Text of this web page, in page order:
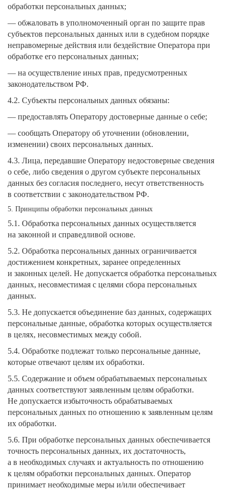
обработки персональных данных;
— обжаловать в уполномоченный орган по защите прав
субъектов персональных данных или в судебном порядке
неправомерные действия или бездействие Оператора при
обработке его персональных данных;
— на осуществление иных прав, предусмотренных
законодательством РФ.
4.2. Субъекты персональных данных обязаны:
— предоставлять Оператору достоверные данные о себе;
— сообщать Оператору об уточнении (обновлении,
изменении) своих персональных данных.
4.3. Лица, передавшие Оператору недостоверные сведения
о себе, либо сведения о другом субъекте персональных
данных без согласия последнего, несут ответственность
в соответствии с законодательством РФ.
5. Принципы обработки персональных данных
5.1. Обработка персональных данных осуществляется
на законной и справедливой основе.
5.2. Обработка персональных данных ограничивается
достижением конкретных, заранее определенных
и законных целей. Не допускается обработка персональных
данных, несовместимая с целями сбора персональных
данных.
5.3. Не допускается объединение баз данных, содержащих
персональные данные, обработка которых осуществляется
в целях, несовместимых между собой.
5.4. Обработке подлежат только персональные данные,
которые отвечают целям их обработки.
5.5. Содержание и объем обрабатываемых персональных
данных соответствуют заявленным целям обработки.
Не допускается избыточность обрабатываемых
персональных данных по отношению к заявленным целям
их обработки.
5.6. При обработке персональных данных обеспечивается
точность персональных данных, их достаточность,
а в необходимых случаях и актуальность по отношению
к целям обработки персональных данных. Оператор
принимает необходимые меры и/или обеспечивает